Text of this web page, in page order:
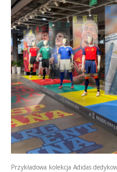
Przykładowa kolekcja Adidas